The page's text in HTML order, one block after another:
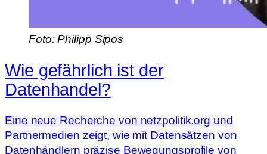
Foto: Philipp Sipos
Wie gefährlich ist der
Datenhandel?
Eine neue Recherche von netzpolitik.org und
Partnermedien zeigt, wie mit Datensätzen von
Datenhändlern präzise Bewegungsprofile von